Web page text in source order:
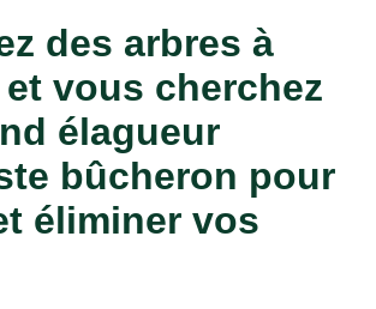
des arbres à
vous cherchez
élagueur
bûcheron pour
éliminer vos